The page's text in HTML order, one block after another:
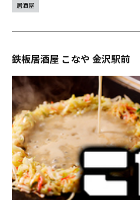
居酒屋
鉄板居酒屋 こなや 金沢駅前